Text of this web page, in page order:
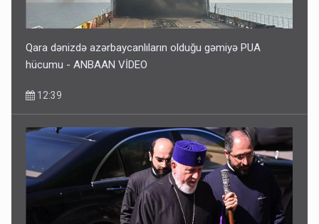
Qara dənizdə azərbaycanlıların olduğu gəmiyə PUA
hücumu - ANBAAN VİDEO
12:39